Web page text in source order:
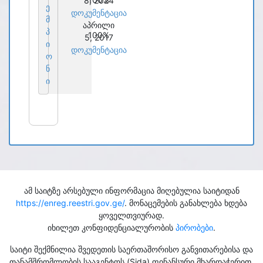
ე
მ
პ
ი
ო
ნ
ი
100%
დოკუმენტაცია
აპრილი
5, 2017
დოკუმენტაცია
ამ საიტზე არსებული ინფორმაცია მიღებულია საიტიდან
https://enreg.reestri.gov.ge/. მონაცემების განახლება ხდება
ყოველთვიურად.
იხილეთ კონფიდენციალურობის პირობები.
საიტი შექმნილია შვედეთის საერთაშორისო განვითარებისა და